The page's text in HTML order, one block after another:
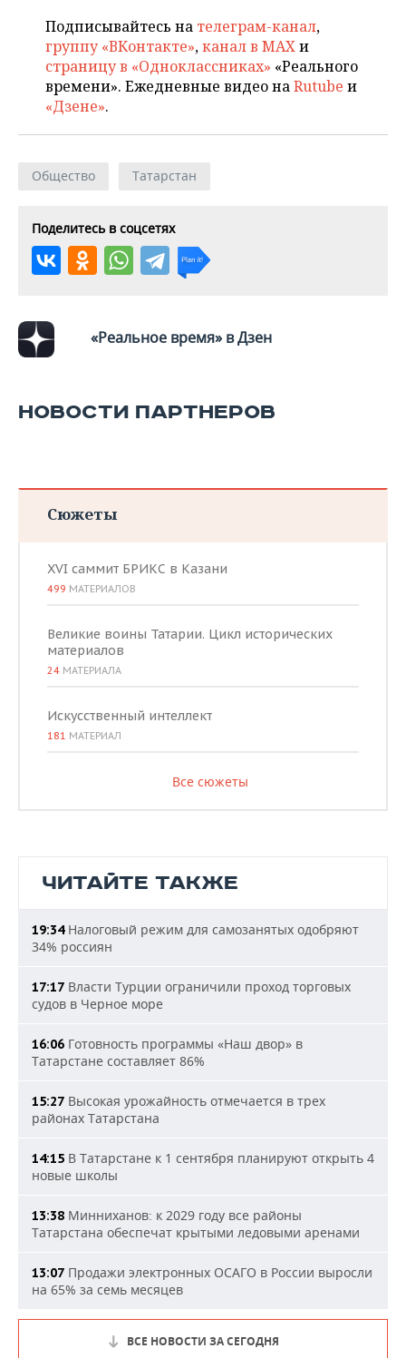
Подписывайтесь на телеграм-канал,
группу «ВКонтакте»,канал в MAXи
страницу в «Одноклассниках» «Реального
времени». Ежедневные видео наRutube и
«Дзене».
Общество Татарстан
Поделитесь в соцсетях
«Реальное время» в Дзен
НОВОСТИ ПАРТНЕРОВ
Сюжеты
XVI саммит БРИКС в Казани
499 МАТЕРИАЛОВ
Великие воины Татарии. Цикл исторических
материалов
24 МАТЕРИАЛА
Искусственный интеллект
181 МАТЕРИАЛ
Все сюжеты
ЧИТАЙТЕ ТАКЖЕ
19:34Налоговый режим для самозанятых одобряют
34% россиян
17:17 Власти Турции ограничили проход торговых
судов в Черное море
16:06 Готовность программы «Наш двор» в
Татарстане составляет 86%
15:27 Высокая урожайность отмечается в трех
районах Татарстана
14:15 В Татарстане к 1 сентября планируют открыть 4
новые школы
13:38 Минниханов: к 2029 году все районы
Татарстана обеспечат крытыми ледовыми аренами
13:07 Продажи электронных ОСАГО в России выросли
на 65% за семь месяцев
ВСЕ НОВОСТИ ЗА СЕГОДНЯ